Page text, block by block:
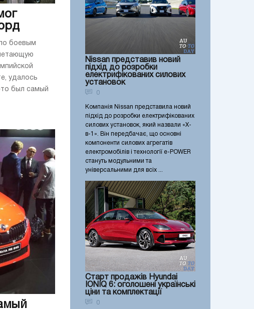
боевым
удалось
был самый
Nissan представив новий
підхід до розробки
електрифікованих силових
установок
0
Компанія Nissan представила новий
підхід до розробки електрифікованих
силових установок, який назвали «X-
в-1». Він передбачає, що основні
компоненти силових агрегатів
електромобілів і технології e-POWER
стануть модульними та
універсальними для всіх ...
Старт продажів Hyundai
IONIQ 6: оголошені українські
ціни та комплектації
0